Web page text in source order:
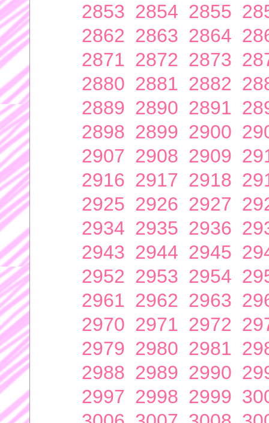
2853 2854 2855
2862 2863 2864
2871 2872 2873
2880 2881 2882
2889 2890 2891
2898 2899 2900
2907 2908 2909
2916 2917 2918
2925 2926 2927
2934 2935 2936
2943 2944 2945
2952 2953 2954
2961 2962 2963
2970 2971 2972
2979 2980 2981
2988 2989 2990
2997 2998 2999